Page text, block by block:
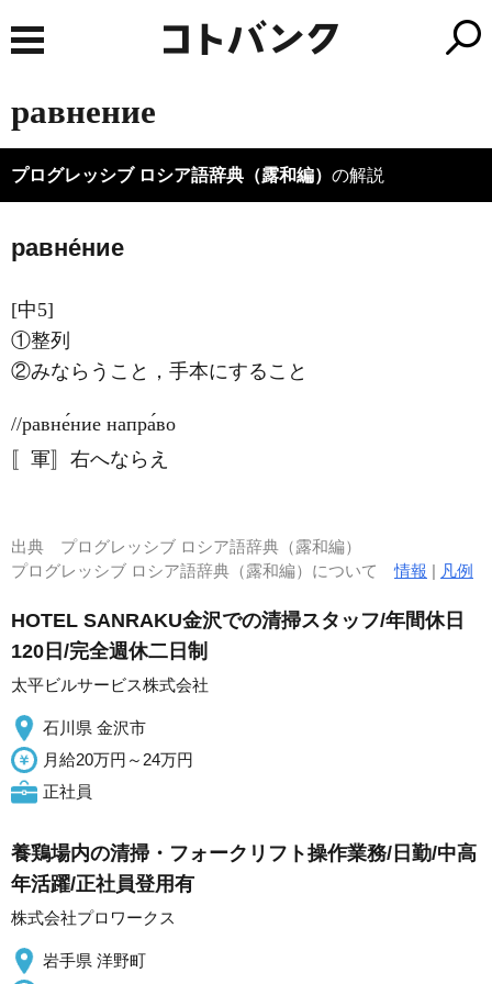
равнение
プログレッシブ ロシア語辞典（露和編） の解説
равне́ние
[中5]
①整列
②みならうこと，手本にすること
//равне́ние напра́во
〚軍〛右へならえ
出典 プログレッシブ ロシア語辞典（露和編）
プログレッシブ ロシア語辞典（露和編）について情報 | 凡例
HOTEL SANRAKU金沢での清掃スタッフ/年間休日
120日/完全週休二日制
太平ビルサービス株式会社
石川県 金沢市
月給20万円～24万円
正社員
養鶏場内の清掃・フォークリフト操作業務/日勤/中高
年活躍/正社員登用有
株式会社プロワークス
岩手県 洋野町